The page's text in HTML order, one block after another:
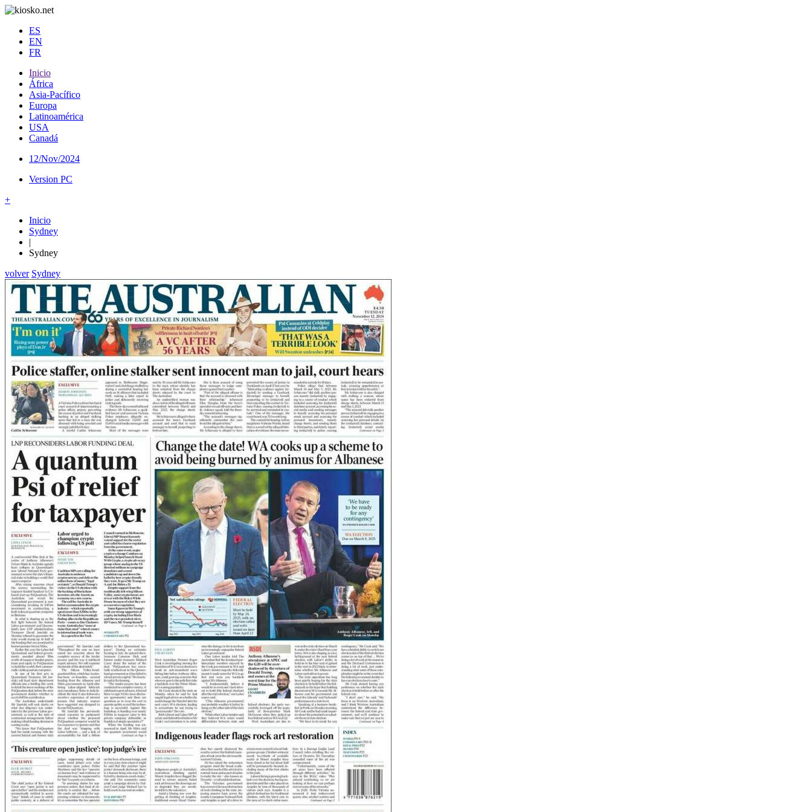
ES
EN
FR
Inicio
África
Asia-Pacífico
Europa
Latinoamérica
USA
Canadá
12/Nov/2024
Version PC
+
Inicio
Sydney
|
Sydney
volver Sydney